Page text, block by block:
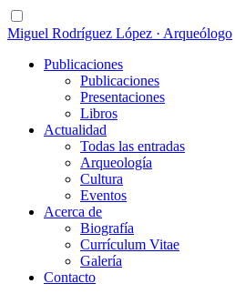
Miguel Rodríguez López · Arqueólogo
Publicaciones
Publicaciones
Presentaciones
Libros
Actualidad
Todas las entradas
Arqueología
Cultura
Eventos
Acerca de
Biografía
Currículum Vitae
Galería
Contacto